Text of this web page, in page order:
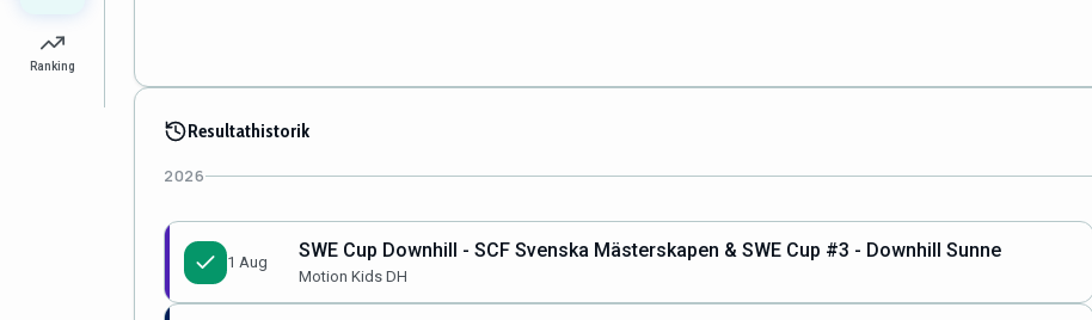
Ranking
Resultathistorik
2026
1 Aug
SWE Cup Downhill - SCF Svenska Mästerskapen & SWE Cup #3 - Downhill Sunne
Motion Kids DH